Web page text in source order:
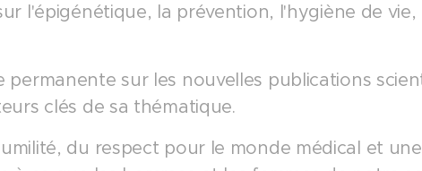
l'épigénétique, la prévention, l'hygiène de
permanente sur les nouvelles publications
clés de sa thématique.
du respect pour le monde médical et